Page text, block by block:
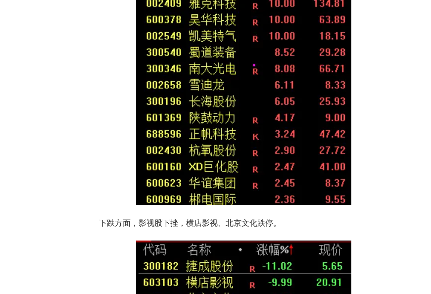
下跌方面，影视股下挫，横店影视、北京文化跌停。